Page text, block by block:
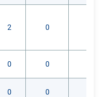
2 0
0 0
0 0